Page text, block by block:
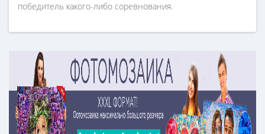
победитель какого-либо соревнования.